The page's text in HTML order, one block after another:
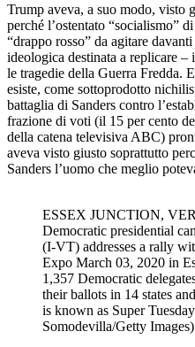
Trump aveva, a suo modo, visto
perché l’ostentato “socialismo”
“drappo rosso” da agitare
ideologica destinata a replicare
le tragedie della Guerra Fredda.
esiste, come sottoprodotto
battaglia di Sanders contro
frazione di voti (il 15 per cento
della catena televisiva ABC)
aveva visto giusto soprattutto
Sanders l’uomo che meglio
ESSEX JUNCTION,
Democratic presidential
(I-VT) addresses a rally
Expo March 03, 2020 in
1,357 Democratic
their ballots in 14 states
is known as Super
Somodevilla/Getty Images)